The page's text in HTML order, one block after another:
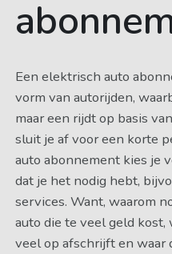
Een elektrisch auto
vorm van autorijden,
maar een rijdt op basis
sluit je af voor een korte
auto abonnement kies je
dat je het nodig hebt,
services. Want, waarom
auto die te veel geld kost,
veel op afschrijft en waar